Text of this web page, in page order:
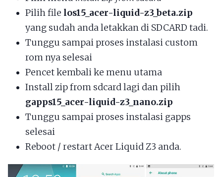
Pilih file los15_acer-liquid-z3_beta.zip
yang sudah anda letakkan di SDCARD tadi.
Tunggu sampai proses instalasi custom
rom nya selesai
Pencet kembali ke menu utama
Install zip from sdcard lagi dan pilih
gapps15_acer-liquid-z3_nano.zip
Tunggu sampai proses instalasi gapps
selesai
Reboot / restart Acer Liquid Z3 anda.